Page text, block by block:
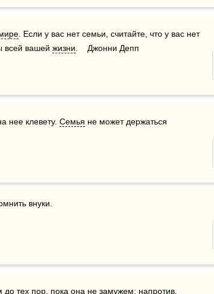
. Если у вас нет семьи, считайте, что у вас нет
всей вашей жизни .    Джонни Депп
нее клевету. Семья не может держаться
внуки.
до тех пор, пока она не замужем